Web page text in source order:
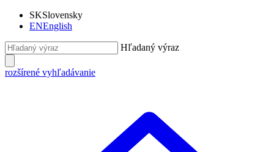
SKSlovensky
ENEnglish
Hľadaný výraz
rozšírené vyhľadávanie